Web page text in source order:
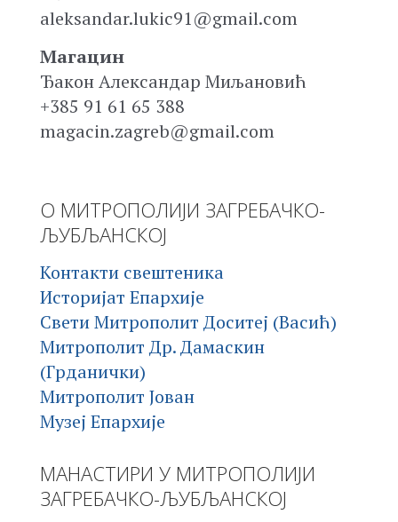
aleksandar.lukic91@gmail.com
Магацин
Ђакон Александар Миљановић
+385 91 61 65 388
magacin.zagreb@gmail.com
О МИТРОПОЛИЈИ ЗАГРЕБАЧКО-
ЉУБЉАНСКОЈ
Контакти свештеника
Историјат Епархије
Свети Митрополит Доситеј (Васић)
Митрополит Др. Дамаскин
(Грданички)
Митрополит Јован
Музеј Епархије
МАНАСТИРИ У МИТРОПОЛИЈИ
ЗАГРЕБАЧКО-ЉУБЉАНСКОЈ